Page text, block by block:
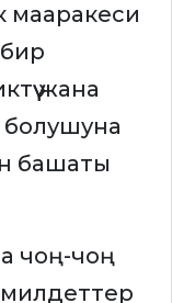
мааракеси
жана
болушуна
башаты
чоң-чоң